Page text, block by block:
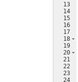
13
14
15
16
17
18
19
20
21
22
23
24